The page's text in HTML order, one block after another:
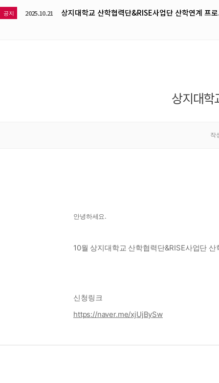
공지 2025.10.21 상지대학교 산학협력단&RISE사업단 산학연계 프
상지대학
작
안녕하세요.
10월 상지대학교 산학협력단&RISE사업단
신청링크
https://naver.me/xjUjBySw